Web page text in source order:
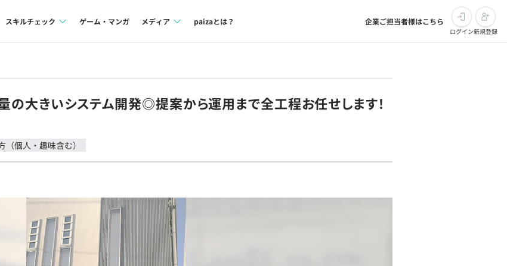
ンス
スキルチェック
評価結果一覧
ゲーム・マンガ メディア
note
paizaとは？ 企業ご担当者様はこちら
ログイン新規登録
の大きいシステム開発◎提案から運用まで全工程お任せします！
個人・趣味含む）